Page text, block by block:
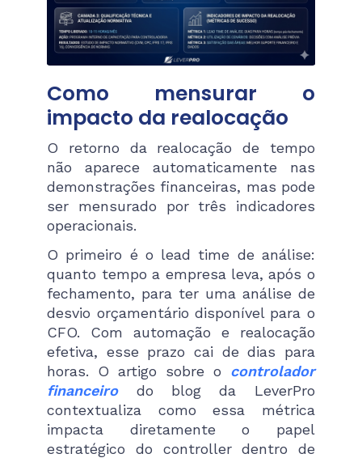
Como mensurar o
impacto da realocação
O retorno da realocação de tempo
não aparece automaticamente nas
demonstrações financeiras, mas pode
ser mensurado por três indicadores
operacionais.
O primeiro é o lead time de análise:
quanto tempo a empresa leva, após o
fechamento, para ter uma análise de
desvio orçamentário disponível para o
CFO. Com automação e realocação
efetiva, esse prazo cai de dias para
horas. O artigo sobre o controlador
financeirodo blog da LeverPro
contextualiza como essa métrica
impacta diretamente o papel
estratégico do controller dentro de